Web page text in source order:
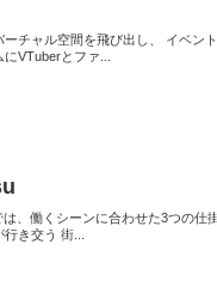
ーチャル空間を飛び出し、 イベン
VTuberとファ...
は、働くシーンに合わせた3つの
き交う 街...